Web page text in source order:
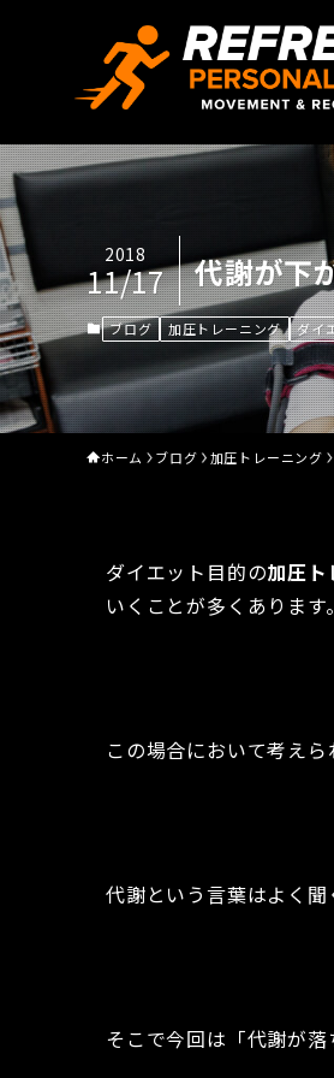
代謝が下
2018
11/17
ブログ 加圧トレーニング ダイ
ホーム ブログ 加圧トレーニング
ダイエット目的の加圧ト
いくことが多くあります。
この場合において考え
代謝という言葉はよく聞
そこで今回は「代謝が落